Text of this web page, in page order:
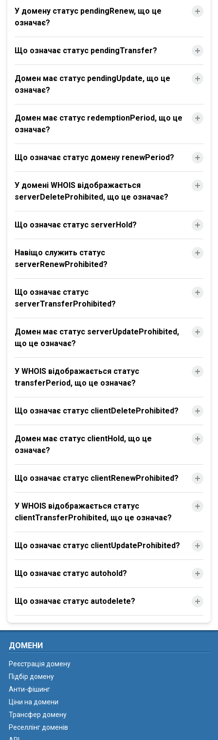
У домену статус pendingRenew, що це
означає?
Що означає статус pendingTransfer?
Домен має статус pendingUpdate, що це
означає?
Домен має статус redemptionPeriod, що це
означає?
Що означає статус домену renewPeriod?
У домені WHOIS відображається
serverDeleteProhibited, що це означає?
Що означає статус serverHold?
Навіщо служить статус
serverRenewProhibited?
Що означає статус
serverTransferProhibited?
Домен має статус serverUpdateProhibited,
що це означає?
У WHOIS відображається статус
transferPeriod, що це означає?
Що означає статус clientDeleteProhibited?
Домен має статус clientHold, що це
означає?
Що означає статус clientRenewProhibited?
У WHOIS відображається статус
clientTransferProhibited, що це означає?
Що означає статус clientUpdateProhibited?
Що означає статус autohold?
Що означає статус autodelete?
ДОМЕНИ
Реєстрація домену
Підбір домену
Анти-фішинг
Ціни на домени
Трансфер домену
Реселлінг доменів